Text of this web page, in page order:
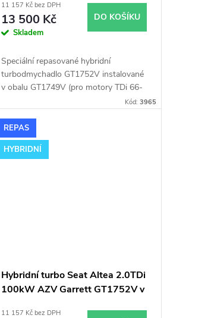
11 157 Kč bez DPH
13 500 Kč
Skladem
DO KOŠÍKU
Speciální repasované hybridní
turbodmychadlo GT1752V instalované
v obalu GT1749V (pro motory TDi 66-
chiptuning. Pro vůz Seat Alhambra
1.9TDi 85kW AUY.
Kód: 3965
REPAS
HYBRIDNÍ
Hybridní turbo Seat Altea 2.0TDi
100kW AZV Garrett GT1752V v
11 157 Kč bez DPH